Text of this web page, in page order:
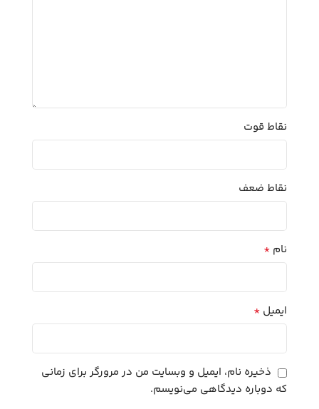
نقاط قوت
نقاط ضعف
نام *
ایمیل *
ذخیره نام، ایمیل و وبسایت من در مرورگر برای زمانی
که دوباره دیدگاهی می‌نویسم.